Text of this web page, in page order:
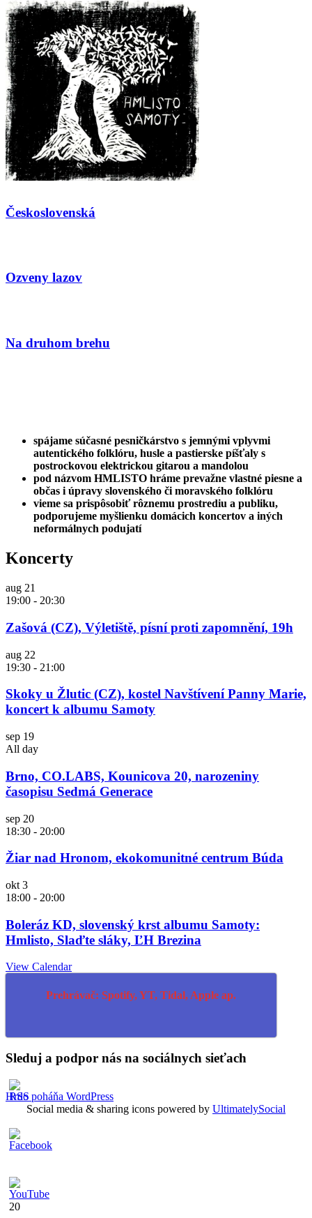
Československá
Ozveny lazov
Na druhom brehu
spájame súčasné pesničkárstvo s jemnými vplyvmi
autentického folklóru, husle a pastierske píšťaly s
postrockovou elektrickou gitarou a mandolou
pod názvom HMLISTO hráme prevažne vlastné piesne a
občas i úpravy slovenského či moravského folklóru
vieme sa prispôsobiť rôznemu prostrediu a publiku,
podporujeme myšlienku domácich koncertov a iných
neformálnych podujatí
Koncerty
aug 21
19:00 - 20:30
Zašová (CZ), Výletiště, písní proti zapomnění, 19h
aug 22
19:30 - 21:00
Skoky u Žlutic (CZ), kostel Navštívení Panny Marie,
koncert k albumu Samoty
sep 19
All day
Brno, CO.LABS, Kounicova 20, narozeniny
časopisu Sedmá Generace
sep 20
18:30 - 20:00
Žiar nad Hronom, ekokomunitné centrum Búda
okt 3
18:00 - 20:00
Boleráz KD, slovenský krst albumu Samoty:
Hmlisto, Slaďte sláky, ĽH Brezina
View Calendar
Prehrávač: Spotify, YT, Tidal, Apple ap.
Sleduj a podpor nás na sociálnych sieťach
20
Hrdo poháňa WordPress
Social media & sharing icons powered by UltimatelySocial